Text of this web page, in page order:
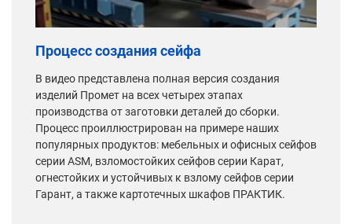
Процесс создания сейфа
В видео представлена полная версия создания
изделий Промет на всех четырех этапах
производства от заготовки деталей до сборки.
Процесс проиллюстрирован на примере наших
популярных продуктов: мебельных и офисных сейфов
серии АSM, взломостойких сейфов серии Карат,
огнестойких и устойчивых к взлому сейфов серии
Гарант, а также картотечных шкафов ПРАКТИК.